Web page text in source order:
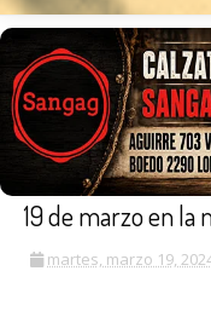
19 de marzo en la
martes, marzo 19,